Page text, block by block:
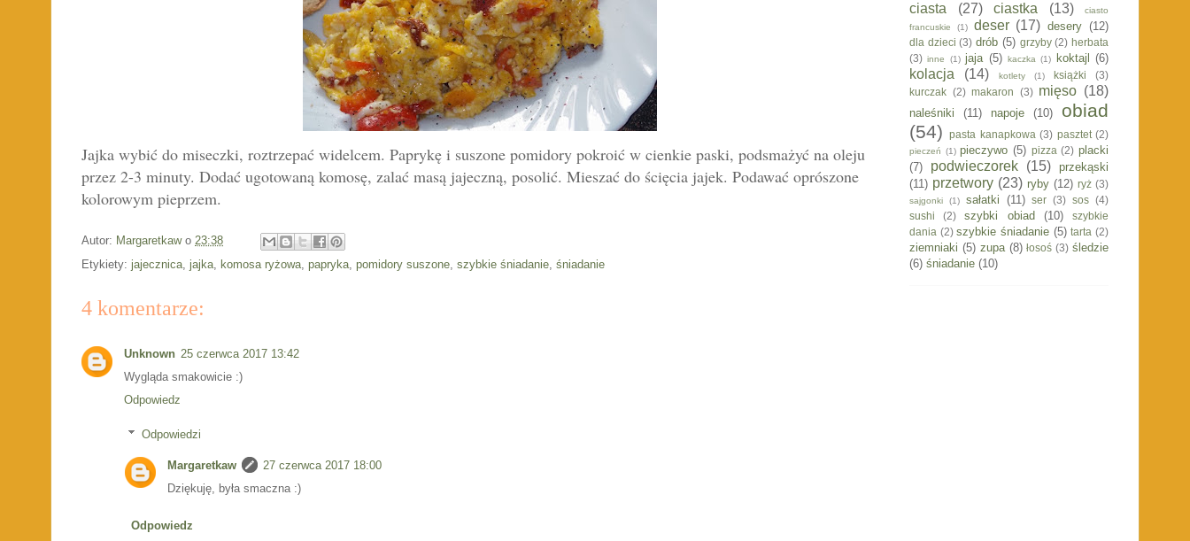
Jajka wybić do miseczki, roztrzepać widelcem. Paprykę i suszone pomidory pokroić w cienkie paski, podsmażyć na oleju
przez 2-3 minuty. Dodać ugotowaną komosę, zalać masą jajeczną, posolić. Mieszać do ścięcia jajek. Podawać oprószone
kolorowym pieprzem.
Autor: Margaretkaw o 23:38
Etykiety: jajecznica, jajka, komosa ryżowa, papryka, pomidory suszone, szybkie śniadanie, śniadanie
4 komentarze:
Unknown 25 czerwca 2017 13:42
Wygląda smakowicie :)
Odpowiedz
Odpowiedzi
Margaretkaw
27 czerwca 2017 18:00
Dziękuję, była smaczna :)
Odpowiedz
ciasta (27) ciastka (13)
ciasto
francuskie
(1) deser (17) desery (12)
dla dzieci (3) drób (5) grzyby (2) herbata
(3) inne (1) jaja (5) kaczka (1) koktajl (6)
kolacja (14) kotlety (1) książki
(3)
kurczak (2) makaron (3) mięso (18)
naleśniki (11) napoje (10)
obiad
(54)
pasta kanapkowa (3) pasztet (2)
pieczeń (1) pieczywo (5) pizza (2) placki
(7)
podwieczorek (15) przekąski
(11) przetwory (23) ryby (12) ryż (3)
sajgonki (1) sałatki (11) ser (3) sos (4)
sushi
(2) szybki obiad (10)
szybkie
dania (2) szybkie śniadanie (5) tarta (2)
ziemniaki (5) zupa (8) łosoś (3) śledzie
(6) śniadanie (10)